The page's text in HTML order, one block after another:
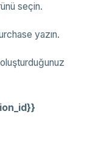
seçin.
yazın.
oluşturduğunuz